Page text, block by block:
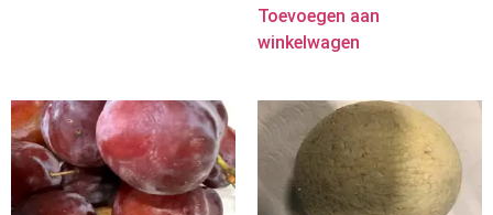
Toevoegen aan
winkelwagen